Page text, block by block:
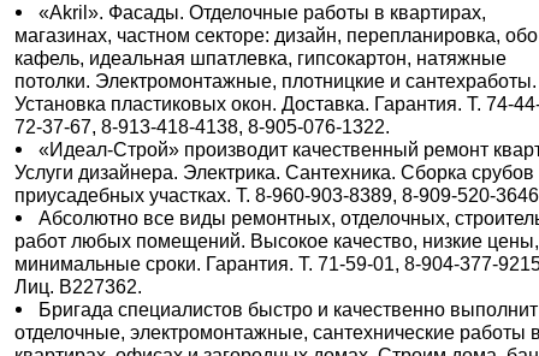
«Akril». Фасады. Отделочные работы в квартирах,
магазинах, частном секторе: дизайн, перепланировка,
кафель, идеальная шпатлевка, гипсокартон, натяжные
потолки. Электромонтажные, плотницкие и сантехработы.
Установка пластиковых окон. Доставка. Гарантия. Т. 74-
72-37-67, 8-913-418-4138, 8-905-076-1322.
«Идеал-Строй» производит качественный ремонт
Услуги дизайнера. Электрика. Сантехника. Сборка
приусадебных участках. Т. 8-960-903-8389, 8-909-520-
Абсолютно все виды ремонтных, отделочных,
работ любых помещений. Высокое качество, низкие цены,
минимальные сроки. Гарантия. Т. 71-59-01, 8-904-377-
Лиц. В227362.
Бригада специалистов быстро и качественно выполнит
отделочные, электромонтажные, сантехнические работы